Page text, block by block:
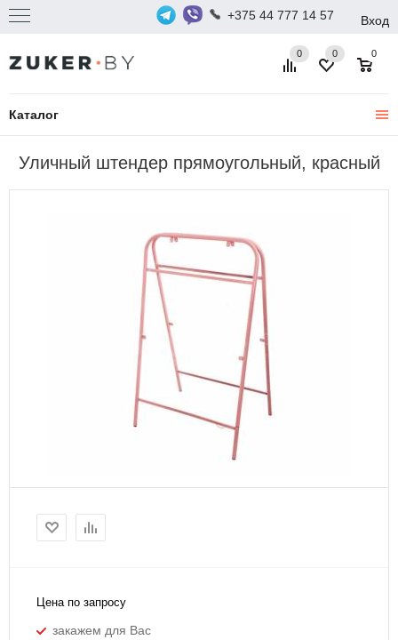
+375 44 777 14 57 Вход
Каталог
0 0
0
Уличный штендер прямоугольный, красный
Цена по запросу
закажем для Вас